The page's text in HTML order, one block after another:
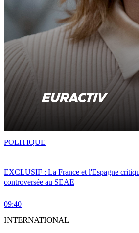
EXCLUSIF : La France et l'Espagne
controversée au SEAE
09:40
POLITIQUE
INTERNATIONAL